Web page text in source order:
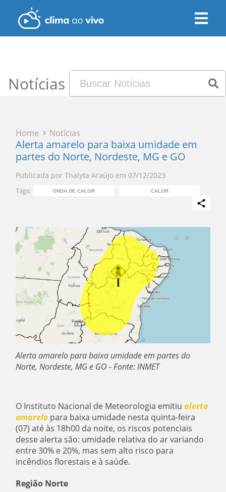
Notícias
Home Notícias
Alerta amarelo para baixa umidade em
partes do Norte, Nordeste, MG e GO
Publicada por Thalyta Araújo em 07/12/2023
Tags: ONDA DE CALOR CALOR
Alerta amarelo para baixa umidade em partes do
Norte, Nordeste, MG e GO - Fonte: INMET
O Instituto Nacional de Meteorologia emitiualerta
amarelo para baixa umidade nesta quinta-feira
(07) até às 18h00 da noite, os riscos potenciais
desse alerta são: umidade relativa do ar variando
entre 30% e 20%, mas sem alto risco para
incêndios florestais e à saúde.
Região Norte